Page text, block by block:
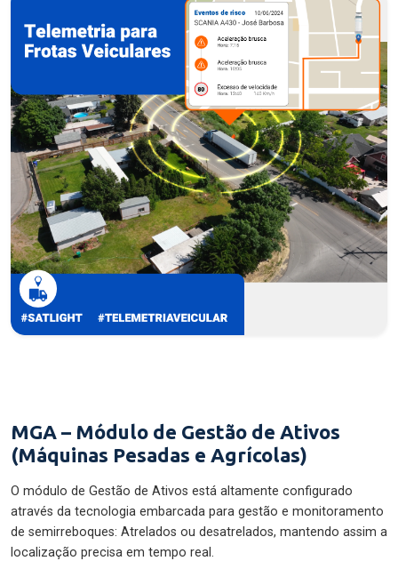
MGA – Módulo de Gestão de Ativos
(Máquinas Pesadas e Agrícolas)
O módulo de Gestão de Ativos está altamente configurado
através da tecnologia embarcada para gestão e monitoramento
de semirreboques: Atrelados ou desatrelados, mantendo assim a
localização precisa em tempo real.